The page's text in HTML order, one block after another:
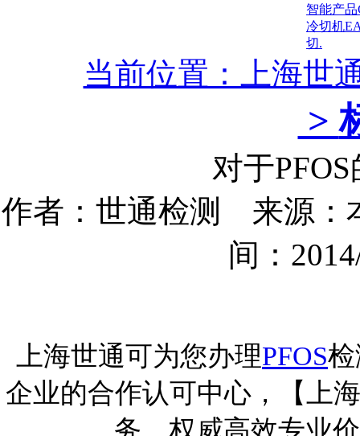
智能产
冷切机
切.
当前位置：上海世
>
对于
作者：世通检测 来源
间：
上海世通可为您办理PFOS
企业的合作认可中心，【上
务，权威高效专业